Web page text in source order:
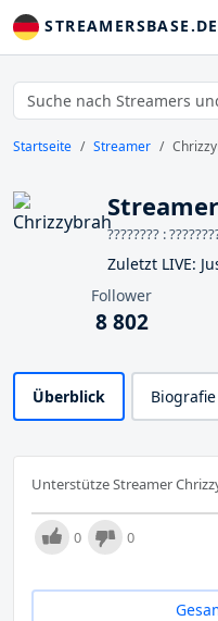
STREAMERSBASE.DE
Startseite Streamer
???????? :
Zuletzt LIVE:
Follower
8 802
Überblick Biografie
Unterstütze Streamer
0 0